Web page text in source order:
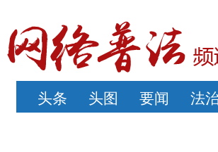
头条 头图 要闻 法